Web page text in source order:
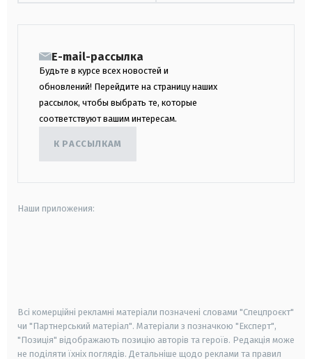
E-mail-рассылка
Будьте в курсе всех новостей и
обновлений! Перейдите на страницу наших
рассылок, чтобы выбрать те, которые
соответствуют вашим интересам.
К РАССЫЛКАМ
Наши приложения:
Всі комерційні рекламні матеріали позначені словами "Спецпроєкт"
чи "Партнерський матеріал". Матеріали з позначкою "Експерт",
"Позиція" відображають позицію авторів та героїв. Редакція може
не поділяти їхніх поглядів. Детальніше щодо реклами та правил